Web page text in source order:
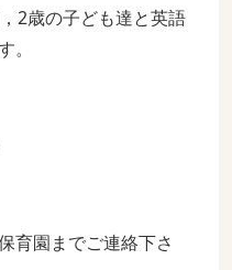
2歳の子ども達と英語
。
育園までご連絡下さ